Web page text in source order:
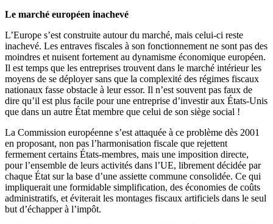
Le marché européen inachevé
L’Europe s’est construite autour du marché, mais celui-ci reste
inachevé. Les entraves fiscales à son fonctionnement ne sont pas des
moindres et nuisent fortement au dynamisme économique européen.
Il est temps que les entreprises trouvent dans le marché intérieur les
moyens de se déployer sans que la complexité des régimes fiscaux
nationaux fasse obstacle à leur essor. Il n’est souvent pas faux de
dire qu’il est plus facile pour une entreprise d’investir aux États-Unis
que dans un autre État membre que celui de son siège social !
La Commission européenne s’est attaquée à ce problème dès 2001
en proposant, non pas l’harmonisation fiscale que rejettent
fermement certains États-membres, mais une imposition directe,
pour l’ensemble de leurs activités dans l’UE, librement décidée par
chaque État sur la base d’une assiette commune consolidée. Ce qui
impliquerait une formidable simplification, des économies de coûts
administratifs, et éviterait les montages fiscaux artificiels dans le seul
but d’échapper à l’impôt.